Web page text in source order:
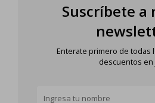
Suscríbete a
Enterate primero de todas
descuentos en